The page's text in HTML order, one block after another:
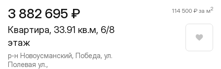
3 882 695 ₽ 114 500 ₽ за м2
Квартира, 33.91 кв.м, 6/8
этаж
р-н Новоусманский, Победа, ул.
Полевая ул.,